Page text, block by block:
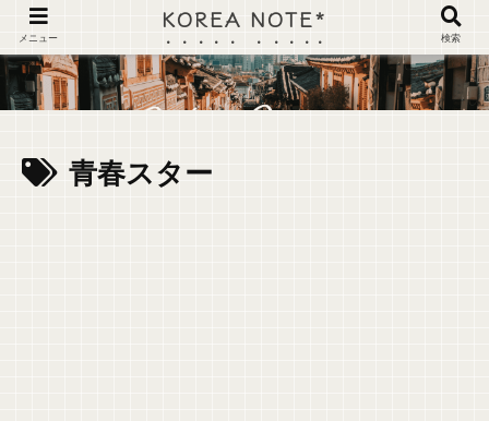
青春スター
メニュー
KOREA NOTE*
検索